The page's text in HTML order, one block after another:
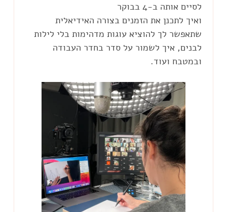
ואיך לתכנן את הזמנים בצורה האידיאלית
שתאפשר לך להוציא עוגות מדהימות בלי לילות
לבנים, איך לשמור על סדר בחדר העבודה
ובמטבח ועוד.